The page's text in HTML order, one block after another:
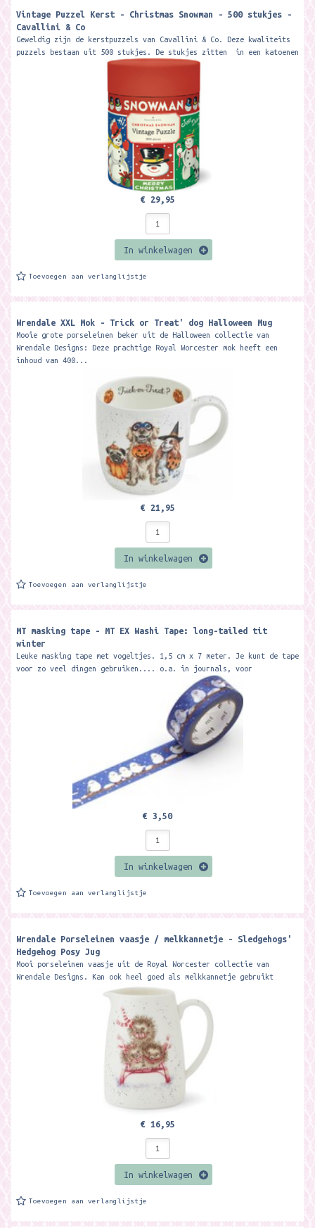
Vintage Puzzel Kerst - Christmas Snowman - 500 stukjes -
Cavallini & Co
Geweldig zijn de kerstpuzzels van Cavallini & Co. Deze kwaliteits
puzzels bestaan uit 500 stukjes. De stukjes zitten in een katoenen
€ 29,95
In winkelwagen
Toevoegen aan verlanglijstje
Wrendale XXL Mok - Trick or Treat' dog Halloween Mug ​
Mooie grote porseleinen beker uit de Halloween collectie van
Wrendale Designs: Deze prachtige Royal Worcester mok heeft een
inhoud van 400...
€ 21,95
In winkelwagen
Toevoegen aan verlanglijstje
MT masking tape - MT EX Washi Tape: long-tailed tit
winter
Leuke masking tape met vogeltjes. 1,5 cm x 7 meter. Je kunt de tape
voor zo veel dingen gebruiken.... o.a. in journals, voor
€ 3,50
In winkelwagen
Toevoegen aan verlanglijstje
Wrendale Porseleinen vaasje / melkkannetje - Sledgehogs'
Hedgehog Posy Jug ​
Mooi porseleinen vaasje uit de Royal Worcester collectie van
Wrendale Designs. Kan ook heel goed als melkkannetje gebruikt
€ 16,95
In winkelwagen
Toevoegen aan verlanglijstje